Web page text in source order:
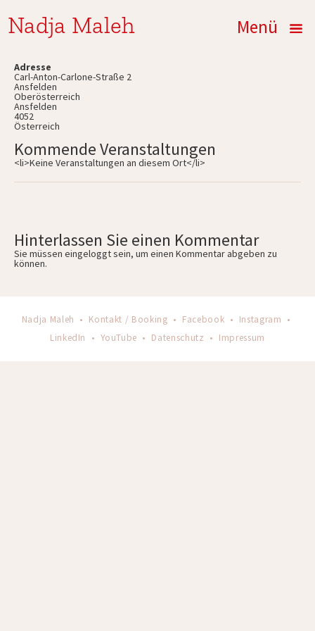
Nadja Maleh Menü
Adresse
Carl-Anton-Carlone-Straße 2
Ansfelden
Oberösterreich
Ansfelden
4052
Österreich
Kommende Veranstaltungen
<li>Keine Veranstaltungen an diesem Ort</li>
Hinterlassen Sie einen Kommentar
Sie müssen eingeloggtsein, um einen Kommentar abgeben zu
können.
Nadja Maleh • Kontakt / Booking • Facebook • Instagram •
LinkedIn
• YouTube • Datenschutz • Impressum